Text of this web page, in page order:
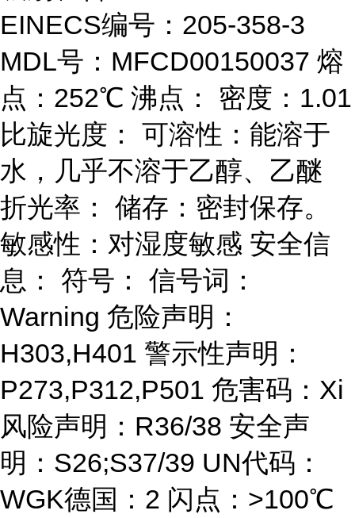
EINECS编号：205-358-3
MDL号：MFCD00150037 熔
点：252℃ 沸点： 密度：1.01
比旋光度： 可溶性：能溶于
水，几乎不溶于乙醇、乙醚
折光率： 储存：密封保存。
敏感性：对湿度敏感 安全信
息： 符号： 信号词：
Warning 危险声明：
H303,H401 警示性声明：
P273,P312,P501 危害码：Xi
风险声明：R36/38 安全声
明：S26;S37/39 UN代码：
WGK德国：2 闪点：>100℃